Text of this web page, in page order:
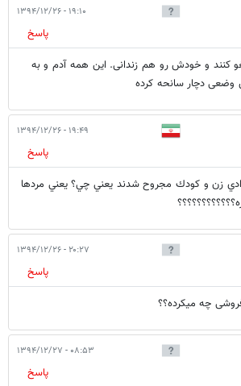
۱۹:۱۰ - ۱۳۹۴/۱۲/۲۶
پاسخ
کنند و خودش رو هم زندانی. این همه آدم و به
دچار سانحه کرده
۱۹:۴۹ - ۱۳۹۴/۱۲/۲۶
پاسخ
زن و كودك مجروح شدند يعني چي؟ يعني مردها
۲۰:۲۷ - ۱۳۹۴/۱۲/۲۶
پاسخ
چه میکرده؟؟
۰۸:۵۳ - ۱۳۹۴/۱۲/۲۷
پاسخ